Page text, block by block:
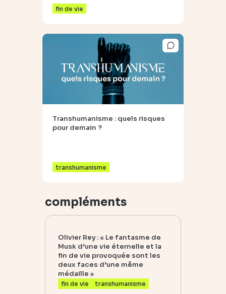
fin de vie
Transhumanisme : quels risques
pour demain ?
transhumanisme
compléments
Olivier Rey : « Le fantasme de
Musk d’une vie éternelle et la
fin de vie provoquée sont les
deux faces d’une même
médaille »
fin de vie transhumanisme